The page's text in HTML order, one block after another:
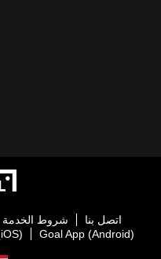
اتصل بنا شروط الخدمة
Goal App (Android)